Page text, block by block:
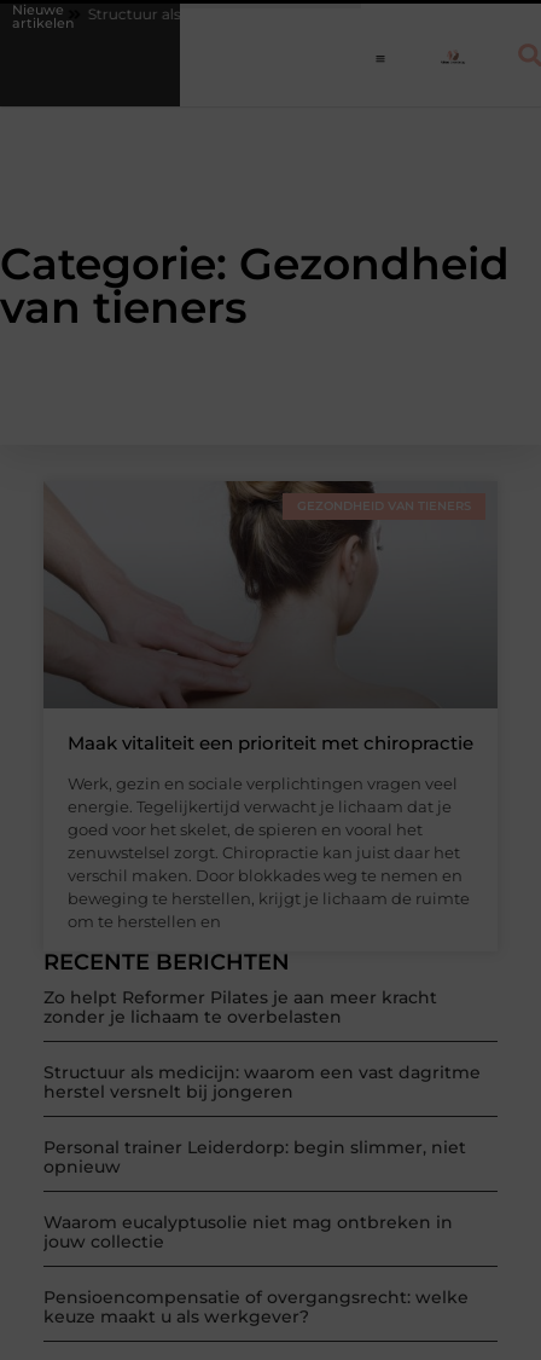
Nieuwe
artikelenStructuur als medicijn: waarom een vast dagritme herstel versnelt
Categorie: Gezondheid
van tieners
RECENTE BERICHTEN
Zo helpt Reformer Pilates je aan meer kracht
zonder je lichaam te overbelasten
Structuur als medicijn: waarom een vast dagritme
herstel versnelt bij jongeren
Personal trainer Leiderdorp: begin slimmer, niet
opnieuw
Waarom eucalyptusolie niet mag ontbreken in
jouw collectie
Pensioencompensatie of overgangsrecht: welke
keuze maakt u als werkgever?
GEZONDHEID VAN TIENERS
Maak vitaliteit een prioriteit met chiropractie
Werk, gezin en sociale verplichtingen vragen veel
energie. Tegelijkertijd verwacht je lichaam dat je
goed voor het skelet, de spieren en vooral het
zenuwstelsel zorgt. Chiropractie kan juist daar het
verschil maken. Door blokkades weg te nemen en
beweging te herstellen, krijgt je lichaam de ruimte
om te herstellen en